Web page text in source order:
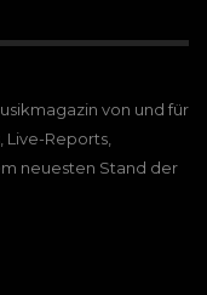
von und für
Live-Reports,
neuesten Stand der